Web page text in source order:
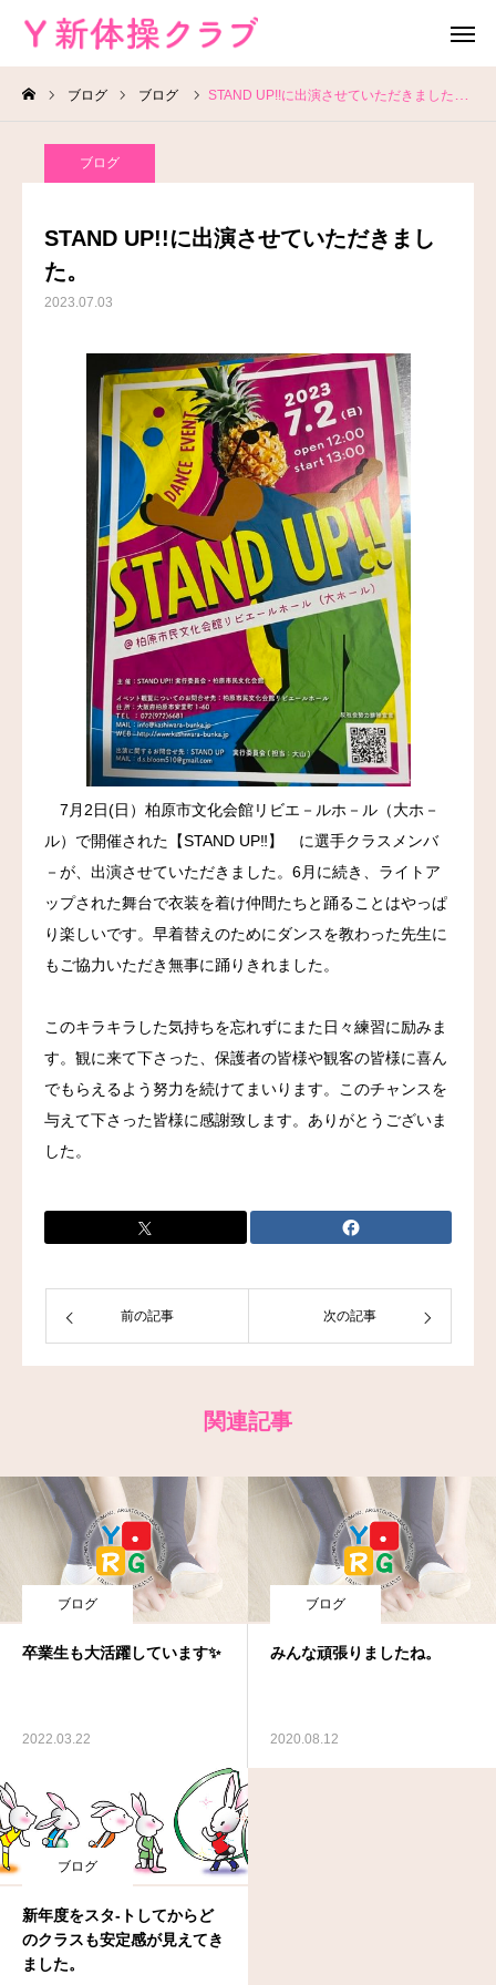
ブログ ブログ STAND UP!!に出演させていただきました。
ブログ
STAND UP!!に出演させていただきまし
た。
2023.07.03
7月2日(日）柏原市文化会館リビエ－ルホ－ル（大ホ－
ル）で開催された【STAND UP‼】 に選手クラスメンバ
－が、出演させていただきました。6月に続き、ライトア
ップされた舞台で衣装を着け仲間たちと踊ることはやっぱ
り楽しいです。早着替えのためにダンスを教わった先生に
もご協力いただき無事に踊りきれました。
このキラキラした気持ちを忘れずにまた日々練習に励みま
す。観に来て下さった、保護者の皆様や観客の皆様に喜ん
でもらえるよう努力を続けてまいります。このチャンスを
与えて下さった皆様に感謝致します。ありがとうございま
した。
前の記事 次の記事
関連記事
ブログ
卒業生も大活躍しています✨
2022.03.22
ブログ
みんな頑張りましたね。
2020.08.12
ブログ
新年度をスタ-トしてからど
のクラスも安定感が見えてき
ました。
無料体験
HOME
よくある質問
お問い合わせ